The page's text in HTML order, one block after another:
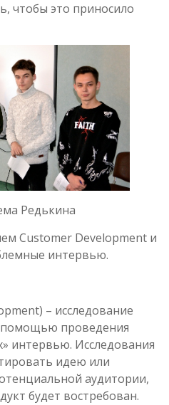
чтобы это приносило
Редькина
Customer Development и
интервью.
– исследование
помощью проведения
интервью. Исследования
идею или
аудитории,
будет востребован.